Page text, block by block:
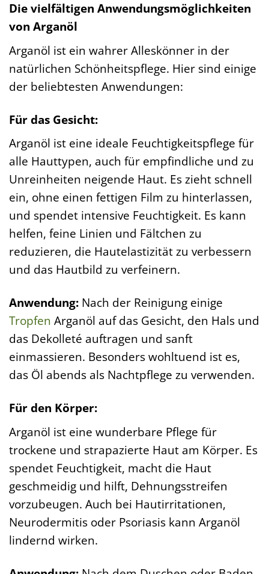
Die vielfältigen Anwendungsmöglichkeiten
von Arganöl
Arganöl ist ein wahrer Alleskönner in der
natürlichen Schönheitspflege. Hier sind einige
der beliebtesten Anwendungen:
Für das Gesicht:
Arganöl ist eine ideale Feuchtigkeitspflege für
alle Hauttypen, auch für empfindliche und zu
Unreinheiten neigende Haut. Es zieht schnell
ein, ohne einen fettigen Film zu hinterlassen,
und spendet intensive Feuchtigkeit. Es kann
helfen, feine Linien und Fältchen zu
reduzieren, die Hautelastizität zu verbessern
und das Hautbild zu verfeinern.
Anwendung: Nach der Reinigung einige
Tropfen Arganöl auf das Gesicht, den Hals und
das Dekolleté auftragen und sanft
einmassieren. Besonders wohltuend ist es,
das Öl abends als Nachtpflege zu verwenden.
Für den Körper:
Arganöl ist eine wunderbare Pflege für
trockene und strapazierte Haut am Körper. Es
spendet Feuchtigkeit, macht die Haut
geschmeidig und hilft, Dehnungsstreifen
vorzubeugen. Auch bei Hautirritationen,
Neurodermitis oder Psoriasis kann Arganöl
lindernd wirken.